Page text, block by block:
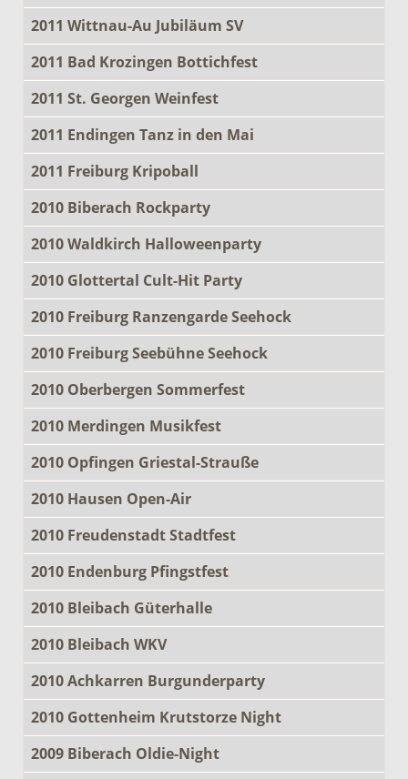
2011 Wittnau-Au Jubiläum SV
2011 Bad Krozingen Bottichfest
2011 St. Georgen Weinfest
2011 Endingen Tanz in den Mai
2011 Freiburg Kripoball
2010 Biberach Rockparty
2010 Waldkirch Halloweenparty
2010 Glottertal Cult-Hit Party
2010 Freiburg Ranzengarde Seehock
2010 Freiburg Seebühne Seehock
2010 Oberbergen Sommerfest
2010 Merdingen Musikfest
2010 Opfingen Griestal-Strauße
2010 Hausen Open-Air
2010 Freudenstadt Stadtfest
2010 Endenburg Pfingstfest
2010 Bleibach Güterhalle
2010 Bleibach WKV
2010 Achkarren Burgunderparty
2010 Gottenheim Krutstorze Night
2009 Biberach Oldie-Night